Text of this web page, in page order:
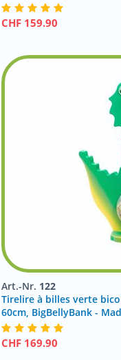
CHF 159.90
Art.-Nr. 122
Tirelire à billes verte
60cm, BigBellyBank -
CHF 169.90